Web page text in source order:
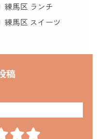
練馬区 ランチ
練馬区 スイーツ
稿